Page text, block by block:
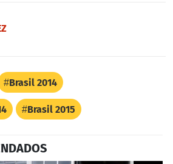
Brasil 2014
Brasil 2015